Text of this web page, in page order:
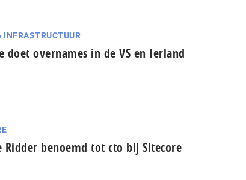
INFRASTRUCTUUR
doet overnames in de VS en Ierland
Ridder benoemd tot cto bij Sitecore